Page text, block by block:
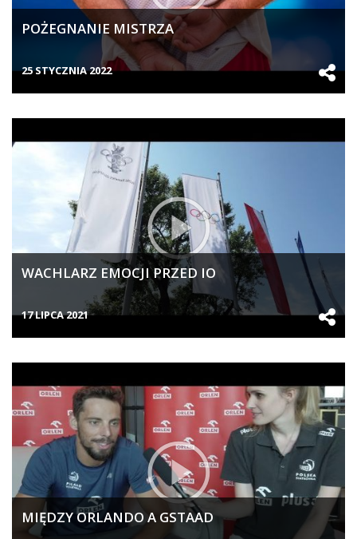
POŻEGNANIE MISTRZA
25 STYCZNIA 2022
WACHLARZ EMOCJI PRZED IO
17 LIPCA 2021
MIĘDZY ORLANDO A GSTAAD